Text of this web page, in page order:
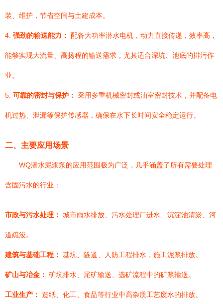
装、维护，节省空间与土建成本。
4. 强劲的输送能力： 配备大功率潜水电机，动力直接传递，效率高，
能够实现大流量、高扬程的输送需求，尤其适合深坑、池底的排污作
业。
5. 可靠的密封与保护： 采用多重机械密封或油室密封技术，并配备电
机过热、泄漏等保护传感器，确保在水下长时间安全稳定运行。
二、主要应用场景
WQ潜水泥浆泵的应用范围极为广泛，几乎涵盖了所有需要处理
含固污水的行业：
市政与污水处理： 城市雨水排放、污水处理厂进水、沉淀池清淤、河
道疏浚。
建筑与基础工程： 基坑、隧道、人防工程排水，施工泥浆排放。
矿山与冶金： 矿坑排水、尾矿输送、选矿流程中的矿浆输送。
工业生产： 造纸、化工、食品等行业中高杂质工艺废水的排放。